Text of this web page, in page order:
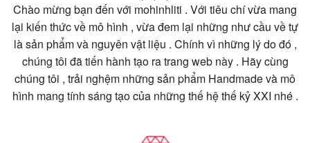
Chào mừng bạn đến với mohinhliti . Với tiêu chí vừa mang
lại kiến thức về mô hình , vừa đem lại những như cầu về tự
là sản phẩm và nguyên vật liệu . Chính vì những lý do đó ,
chúng tôi đã tiến hành tạo ra trang web này . Hãy cùng
chúng tôi , trải nghệm những sản phẩm Handmade và mô
hình mang tính sáng tạo của những thế hệ thế kỷ XXI nhé .